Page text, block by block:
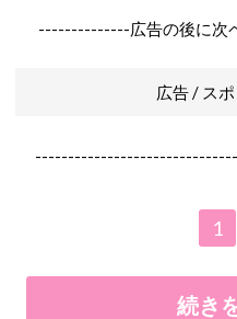
--------------広告の後に次
広告 / ス
1
続き